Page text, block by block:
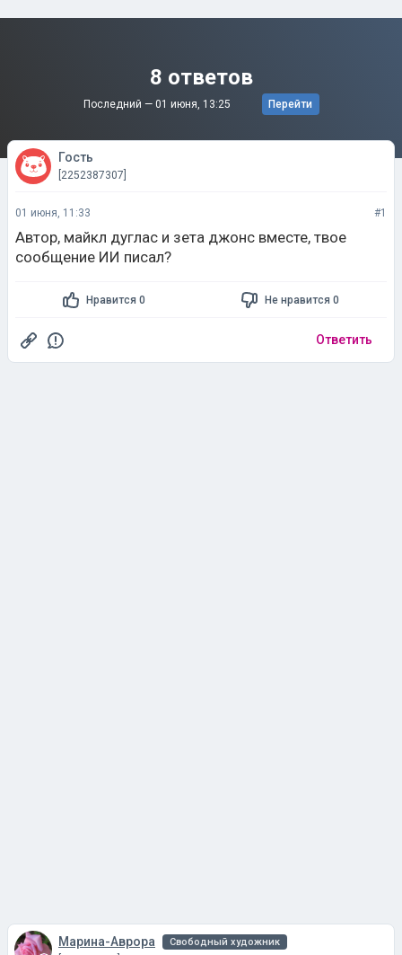
8 ответов
Последний — 01 июня, 13:25 Перейти
Гость
[2252387307]
01 июня, 11:33 #1
Автор, майкл дуглас и зета джонс вместе, твое
сообщение ИИ писал?
Нравится 0 Не нравится 0
Ответить
Марина-Аврора Свободный художник